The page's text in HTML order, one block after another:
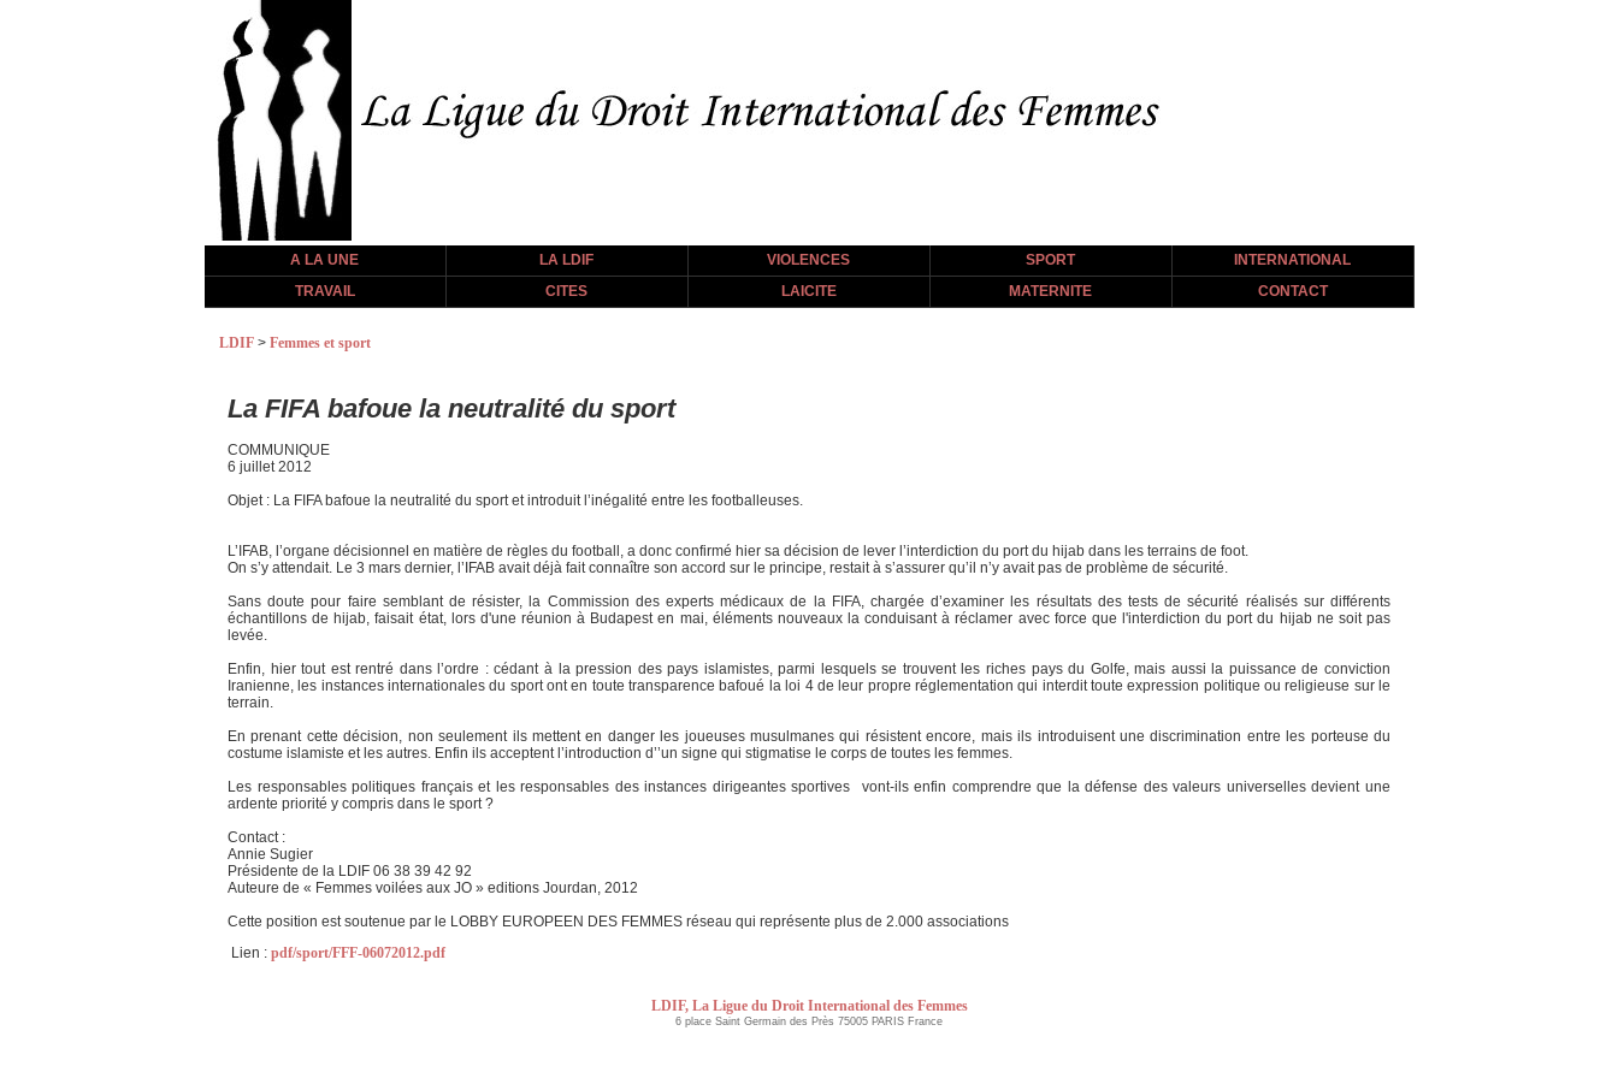
A LA UNE LA LDIF VIOLENCES SPORT
INTERNATIONAL
TRAVAIL
CITES LAICITE MATERNITE CONTACT
LDIF > Femmes et sport
La FIFA bafoue la neutralité du sport
COMMUNIQUE
6 juillet 2012
Objet : La FIFA bafoue la neutralité du sport et introduit l’inégalité entre les footballeuses.
L’IFAB, l’organe décisionnel en matière de règles du football, a donc confirmé hier sa décision de lever l’interdiction du port du hijab dans les terrains de foot.
On s’y attendait. Le 3 mars dernier, l’IFAB avait déjà fait connaître son accord sur le principe, restait à s’assurer qu’il n’y avait pas de problème de sécurité.
Sans doute pour faire semblant de résister, la Commission des experts médicaux de la FIFA, chargée d’examiner les résultats des tests de sécurité réalisés sur différents
échantillons de hijab, faisait état, lors d'une réunion à Budapest en mai, éléments nouveaux la conduisant à réclamer avec force que l'interdiction du port du hijab ne soit pas
levée.
Enfin, hier tout est rentré dans l’ordre : cédant à la pression des pays islamistes, parmi lesquels se trouvent les riches pays du Golfe, mais aussi la puissance de conviction
Iranienne, les instances internationales du sport ont en toute transparence bafoué la loi 4 de leur propre réglementation qui interdit toute expression politique ou religieuse sur le
terrain.
En prenant cette décision, non seulement ils mettent en danger les joueuses musulmanes qui résistent encore, mais ils introduisent une discrimination entre les porteuse du
costume islamiste et les autres. Enfin ils acceptent l’introduction d’’un signe qui stigmatise le corps de toutes les femmes.
Les responsables politiques français et les responsables des instances dirigeantes sportives vont-ils enfin comprendre que la défense des valeurs universelles devient une
ardente priorité y compris dans le sport ?
Contact :
Annie Sugier
Présidente de la LDIF 06 38 39 42 92
Auteure de « Femmes voilées aux JO » editions Jourdan, 2012
Cette position est soutenue par le LOBBY EUROPEEN DES FEMMES réseau qui représente plus de 2.000 associations
Lien : pdf/sport/FFF-06072012.pdf
LDIF, La Ligue du Droit International des Femmes
6 place Saint Germain des Près 75005 PARIS France